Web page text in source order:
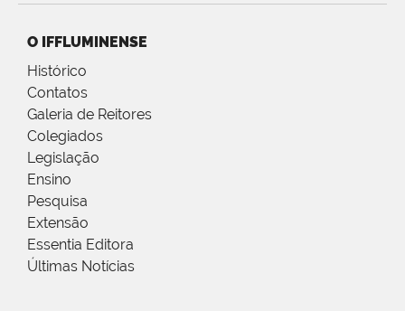
O IFFLUMINENSE
Histórico
Contatos
Galeria de Reitores
Colegiados
Legislação
Ensino
Pesquisa
Extensão
Essentia Editora
Últimas Notícias